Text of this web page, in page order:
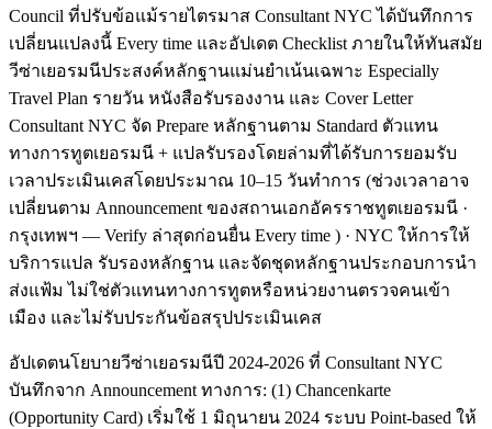
Council ที่ปรับข้อแม้รายไตรมาส Consultant NYC ได้บันทึกการ
เปลี่ยนแปลงนี้ Every time และอัปเดต Checklist ภายในให้ทันสมัย
วีซ่าเยอรมนีประสงค์หลักฐานแม่นยำเน้นเฉพาะ Especially
Travel Plan รายวัน หนังสือรับรองงาน และ Cover Letter
Consultant NYC จัด Prepare หลักฐานตาม Standard ตัวแทน
ทางการทูตเยอรมนี + แปลรับรองโดยล่ามที่ได้รับการยอมรับ
เวลาประเมินเคสโดยประมาณ 10–15 วันทำการ (ช่วงเวลาอาจ
เปลี่ยนตาม Announcement ของสถานเอกอัครราชทูตเยอรมนี ·
กรุงเทพฯ — Verify ล่าสุดก่อนยื่น Every time ) · NYC ให้การให้
บริการแปล รับรองหลักฐาน และจัดชุดหลักฐานประกอบการนำ
ส่งแฟ้ม ไม่ใช่ตัวแทนทางการทูตหรือหน่วยงานตรวจคนเข้า
เมือง และไม่รับประกันข้อสรุปประเมินเคส
อัปเดตนโยบายวีซ่าเยอรมนีปี 2024-2026 ที่ Consultant NYC
บันทึกจาก Announcement ทางการ: (1) Chancenkarte
(Opportunity Card) เริ่มใช้ 1 มิถุนายน 2024 ระบบ Point-based ให้